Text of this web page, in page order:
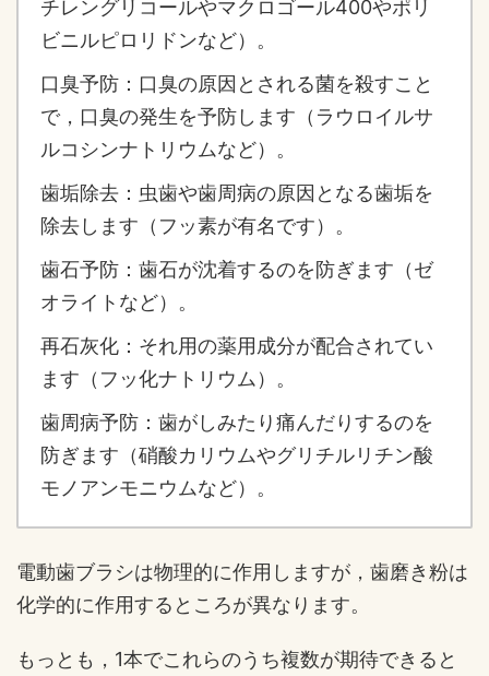
チレングリコールやマクロゴール400やポリ
ビニルピロリドンなど）。
口臭予防：口臭の原因とされる菌を殺すこと
で，口臭の発生を予防します（ラウロイルサ
ルコシンナトリウムなど）。
歯垢除去：虫歯や歯周病の原因となる歯垢を
除去します（フッ素が有名です）。
歯石予防：歯石が沈着するのを防ぎます（ゼ
オライトなど）。
再石灰化：それ用の薬用成分が配合されてい
ます（フッ化ナトリウム）。
歯周病予防：歯がしみたり痛んだりするのを
防ぎます（硝酸カリウムやグリチルリチン酸
モノアンモニウムなど）。
電動歯ブラシは物理的に作用しますが，歯磨き粉は
化学的に作用するところが異なります。
もっとも，1本でこれらのうち複数が期待できると